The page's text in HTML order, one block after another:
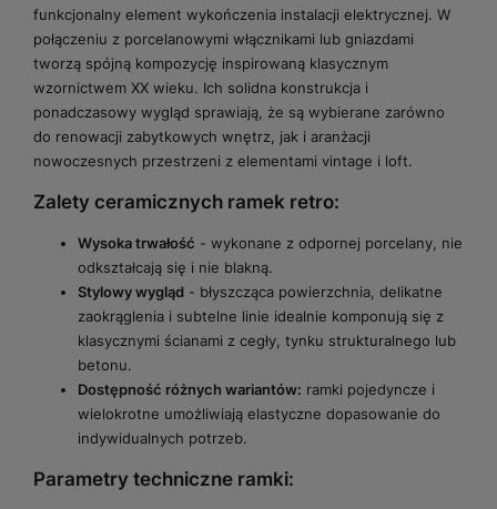
funkcjonalny element wykończenia instalacji elektrycznej. W
połączeniu z porcelanowymi włącznikami lub gniazdami
tworzą spójną kompozycję inspirowaną klasycznym
wzornictwem XX wieku. Ich solidna konstrukcja i
ponadczasowy wygląd sprawiają, że są wybierane zarówno
do renowacji zabytkowych wnętrz, jak i aranżacji
nowoczesnych przestrzeni z elementami vintage i loft.
Zalety ceramicznych ramek retro:
Wysoka trwałość - wykonane z odpornej porcelany, nie
odkształcają się i nie blakną.
Stylowy wygląd - błyszcząca powierzchnia, delikatne
zaokrąglenia i subtelne linie idealnie komponują się z
klasycznymi ścianami z cegły, tynku strukturalnego lub
betonu.
Dostępność różnych wariantów: ramki pojedyncze i
wielokrotne umożliwiają elastyczne dopasowanie do
indywidualnych potrzeb.
Parametry techniczne ramki: